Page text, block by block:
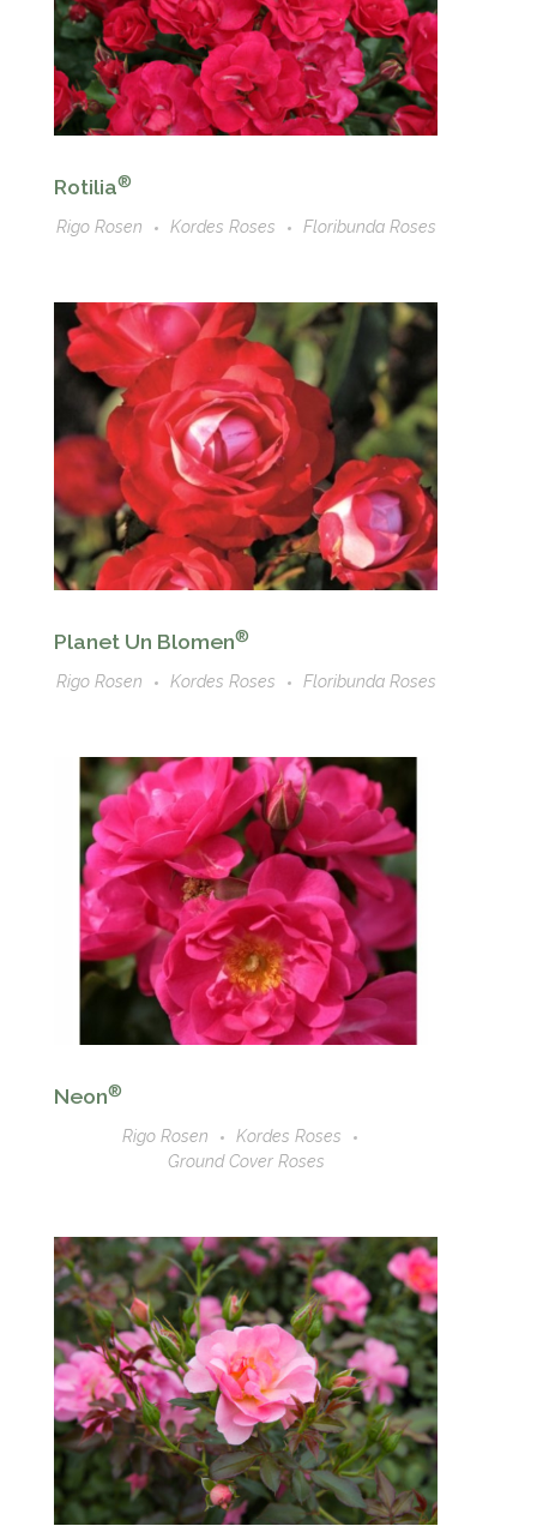
Rotilia®
Rigo Rosen Kordes Roses Floribunda Roses
Planet Un Blomen®
Rigo Rosen Kordes Roses Floribunda Roses
Neon®
Rigo Rosen
Kordes Roses
Ground Cover Roses